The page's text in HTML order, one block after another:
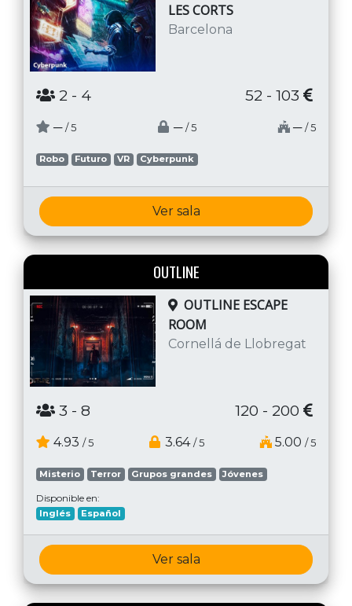
LES CORTS
Barcelona
2 - 4 52 - 103
─ / 5 ─ / 5 ─ / 5
Robo Futuro VR Cyberpunk
Ver sala
OUTLINE
OUTLINE ESCAPE
ROOM
Cornellá de Llobregat
3 - 8 120 - 200
4.93 / 5 3.64 / 5 5.00 / 5
Misterio Terror Grupos grandes Jóvenes
Disponible en:
Inglés Español
Ver sala